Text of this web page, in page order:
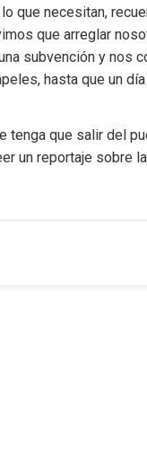
que necesitan,
que arreglar
subvención y nos
hasta que un
tenga que salir del
un reportaje sobre